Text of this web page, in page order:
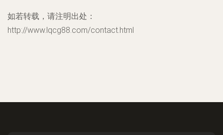
如若转载，请注明出处：
http://www.lqcg88.com/contact.html